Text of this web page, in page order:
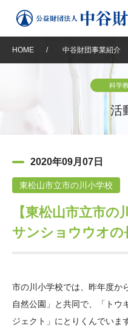
中谷財
設立趣意書
沿革
役員・評議員
年報一覧
中谷財団事業紹介
神戸賞
大学院生奨学金
中谷財
そ
アクセス日本語 English
HOME / 中谷財団事業紹介
科学
活
2020年09月07日
東松山市立市の川小学校
【東松山市立市
サンショウウオの
市の川小学校では、昨年度か
自然公園」と共同で、「トウ
ジェクト」にとりくんでいま